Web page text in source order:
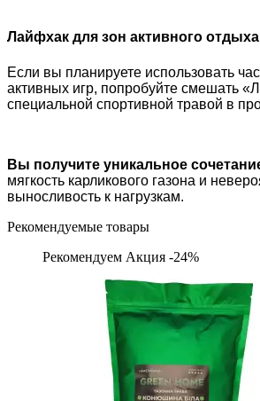
Лайфхак для зон активного отдыха
Если вы планируете использовать
активных игр, попробуйте смешать
специальной спортивной травой в
Вы получите уникальное
мягкость карликового газона и
выносливость к нагрузкам.
Рекомендуемые товары
Рекомендуем Акция -24%